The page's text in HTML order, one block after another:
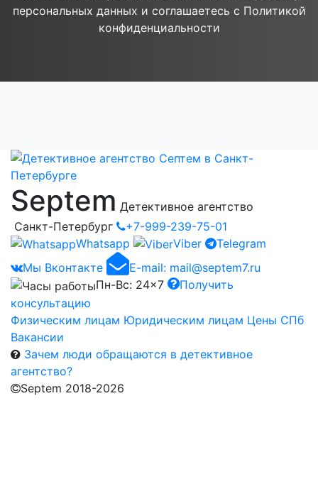
персональных данных и соглашаетесь с Политикой
конфиденциальности
Septem Детективное агентство
Санкт-Петербург
+7-999-239-75-01
Whatsapp
Viber
Telegram
Мы Вконтакте
E-mail: mail@septem7.ru
Пн-Вс: 24×7
Получить
консультацию
Физическим лицам Юридическим лицам Цены СПб
Вакансии
Зачем люди обращаются в детективное
агентство?
Septem 2018-2026